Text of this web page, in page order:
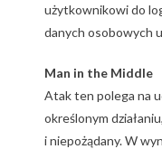
użytkownikowi do
danych osobowych
Man in the Middle
Atak ten polega na
określonym
i niepożądany. W